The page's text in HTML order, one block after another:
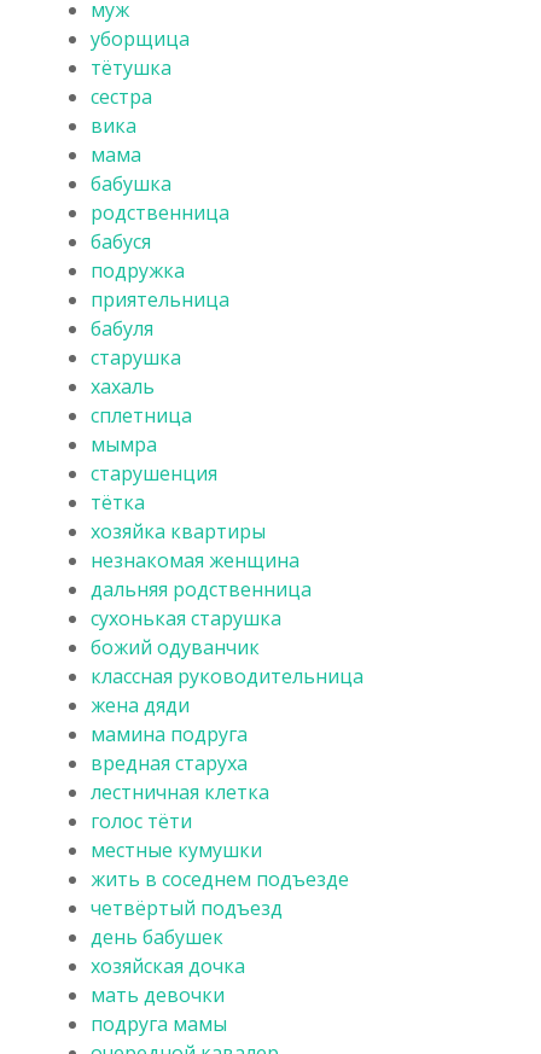
муж
уборщица
тётушка
сестра
вика
мама
бабушка
родственница
бабуся
подружка
приятельница
бабуля
старушка
хахаль
сплетница
мымра
старушенция
тётка
хозяйка квартиры
незнакомая женщина
дальняя родственница
сухонькая старушка
божий одуванчик
классная руководительница
жена дяди
мамина подруга
вредная старуха
лестничная клетка
голос тёти
местные кумушки
жить в соседнем подъезде
четвёртый подъезд
день бабушек
хозяйская дочка
мать девочки
подруга мамы